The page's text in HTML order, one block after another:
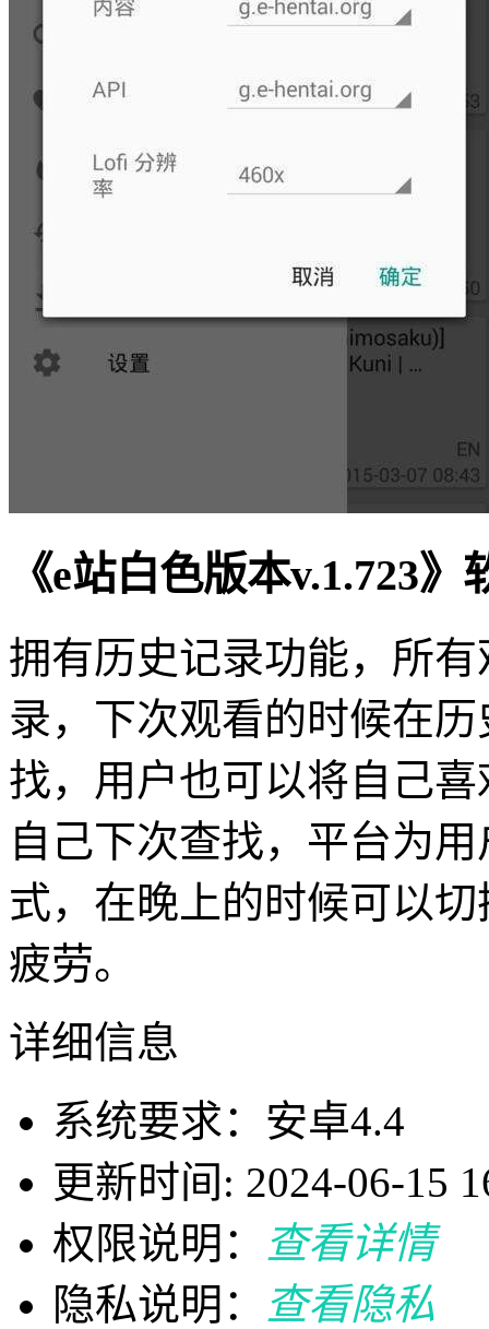
《e站白色版本v.1.723
拥有历史记录功能，所
录，下次观看的时候在
找，用户也可以将自己
自己下次查找，平台为
式，在晚上的时候可以
疲劳。
详细信息
系统要求：安卓4.4
更新时间: 2024-06-15
权限说明：
查看详情
隐私说明：
查看隐私